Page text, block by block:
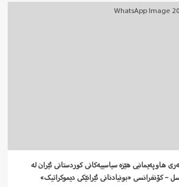
هاوپەیمانیی هێزە سیاسییەکانی کوردستانی ئێران لە
– کۆنفرانسی «بونیادنانی ئێرانێکی دیموکراتیک»